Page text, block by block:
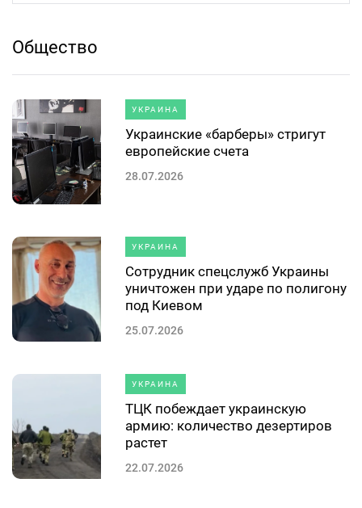
Общество
УКРАИНА
Украинские «барберы» стригут
европейские счета
28.07.2026
УКРАИНА
Сотрудник спецслужб Украины
уничтожен при ударе по полигону
под Киевом
25.07.2026
УКРАИНА
ТЦК побеждает украинскую
армию: количество дезертиров
растет
22.07.2026